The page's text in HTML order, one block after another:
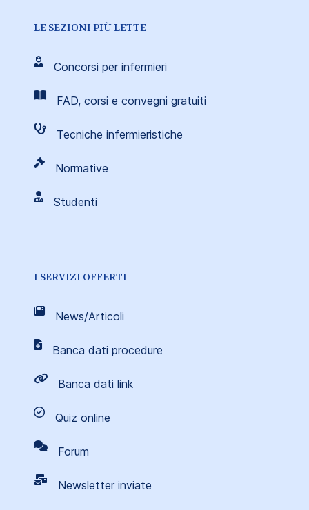
LE SEZIONI PIÙ LETTE
Concorsi per infermieri
FAD, corsi e convegni gratuiti
Tecniche infermieristiche
Normative
Studenti
I SERVIZI OFFERTI
News/Articoli
Banca dati procedure
Banca dati link
Quiz online
Forum
Newsletter inviate